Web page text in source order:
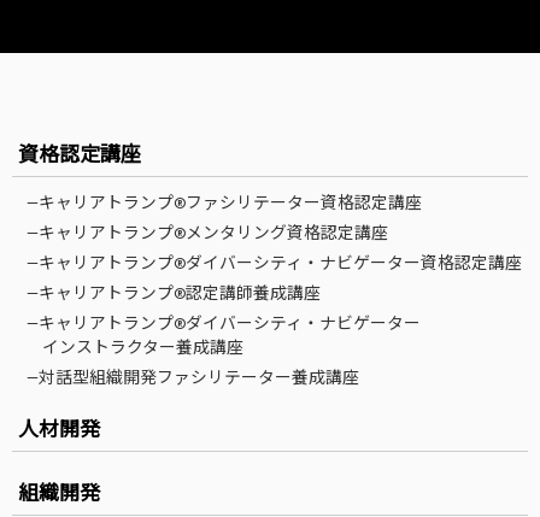
資格認定講座
—キャリアトランプ®ファシリテーター資格認定講座
—キャリアトランプ®メンタリング資格認定講座
—キャリアトランプ®ダイバーシティ・ナビゲーター資格認定講座
—キャリアトランプ®認定講師養成講座
—キャリアトランプ®ダイバーシティ・ナビゲーター
インストラクター養成講座
—対話型組織開発ファシリテーター養成講座
人材開発
組織開発